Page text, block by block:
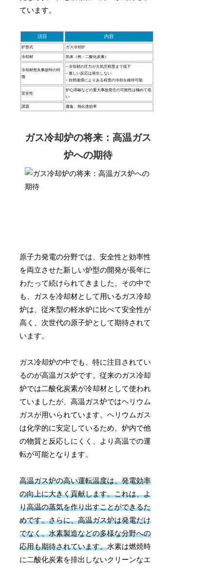
ています。
項目 内容
炉形式 ガス冷却炉
冷却材 気体（例：二酸化炭素）
冷却材喪失事故時の特
徴
– 冷却材の圧力が大気圧程度まで低下
– 激しい反応は発生しない
– 自然循環によりある程度の冷却を維持可能
安全性
炉心溶融などの重大事故発生の可能性は極めて低
い
課題 腐食、熱伝達効率
ガス冷却炉の将来：高温ガス
炉への期待
原子力発電の分野では、安全性と効率性
を両立させた新しい炉型の開発が長年に
わたって続けられてきました。その中で
も、ガスを冷却材として用いるガス冷却
炉は、従来型の軽水炉に比べて安全性が
高く、次世代の原子炉として期待されて
います。
ガス冷却炉の中でも、特に注目されてい
るのが高温ガス炉です。従来のガス冷却
炉では二酸化炭素が冷却材として使われ
ていましたが、高温ガス炉ではヘリウム
ガスが用いられています。ヘリウムガス
は化学的に安定しているため、炉内で他
の物質と反応しにくく、より高温での運
転が可能となります。
高温ガス炉の高い運転温度は、発電効率
の向上に大きく貢献します。これは、よ
り高温の蒸気を作り出すことができるた
めです。さらに、高温ガス炉は発電だけ
でなく、水素製造などの多様な分野への
応用も期待されています。水素は燃焼時
に二酸化炭素を排出しないクリーンなエ